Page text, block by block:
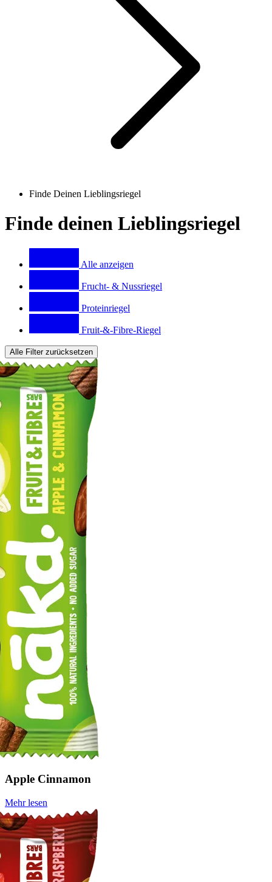
Finde Deinen Lieblingsriegel
Finde deinen Lieblingsriegel
range
Alle anzeigen
Frucht- & Nussriegel
Proteinriegel
Fruit-&-Fibre-Riegel
Apple Cinnamon
Mehr lesen